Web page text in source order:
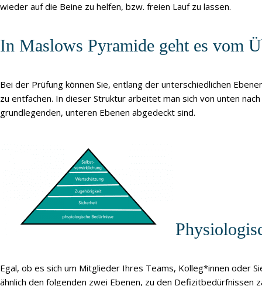
wieder auf die Beine zu helfen, bzw. freien Lauf zu lassen.
In Maslows Pyramide geht es vom
Bei der Prüfung können Sie, entlang der unterschiedlichen
zu entfachen. In dieser Struktur arbeitet man sich von unten
grundlegenden, unteren Ebenen abgedeckt sind.
Egal, ob es sich um Mitglieder Ihres Teams, Kolleg*innen oder
ähnlich den folgenden zwei Ebenen, zu den Defizitbedürfnissen